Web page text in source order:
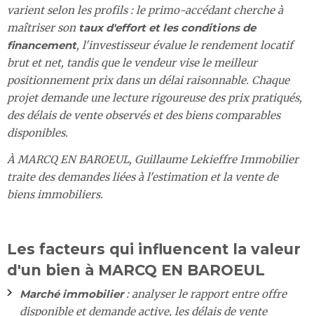
varient selon les profils : le primo-accédant cherche à
maîtriser son taux d'effort et les conditions de
financement, l'investisseur évalue le rendement locatif
brut et net, tandis que le vendeur vise le meilleur
positionnement prix dans un délai raisonnable. Chaque
projet demande une lecture rigoureuse des prix pratiqués,
des délais de vente observés et des biens comparables
disponibles.
À MARCQ EN BAROEUL, Guillaume Lekieffre Immobilier
traite des demandes liées à l'estimation et la vente de
biens immobiliers.
Les facteurs qui influencent la valeur
d'un bien à MARCQ EN BAROEUL
Marché immobilier: analyser le rapport entre offre
disponible et demande active, les délais de vente